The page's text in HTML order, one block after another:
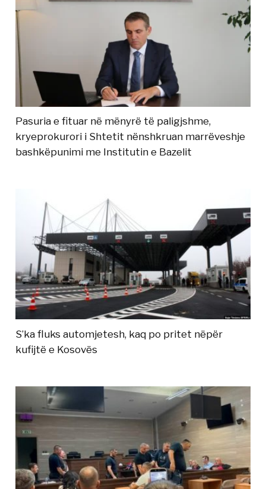
Pasuria e fituar në mënyrë të paligjshme,
kryeprokurori i Shtetit nënshkruan marrëveshje
bashkëpunimi me Institutin e Bazelit
S’ka fluks automjetesh, kaq po pritet nëpër
kufijtë e Kosovës